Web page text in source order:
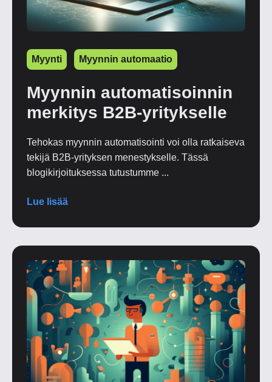
Myynti Myynnin automaatio
Myynnin automatisoinnin
merkitys B2B-yritykselle
Tehokas myynnin automatisointi voi olla ratkaiseva
tekijä B2B-yrityksen menestykselle. Tässä
blogikirjoituksessa tutustumme ...
Lue lisää